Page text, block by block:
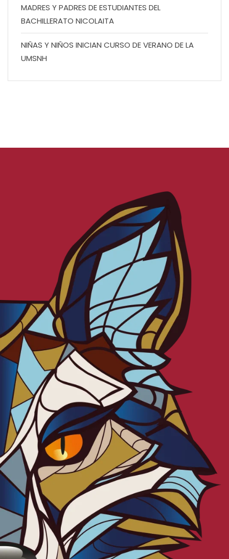
MADRES Y PADRES DE ESTUDIANTES DEL
BACHILLERATO NICOLAITA
NIÑAS Y NIÑOS INICIAN CURSO DE VERANO DE LA
UMSNH